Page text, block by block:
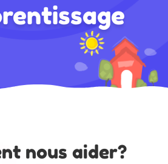
nous aider?